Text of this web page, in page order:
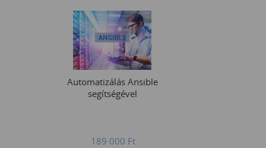
Automatizálás Ansible
segítségével
189 000 Ft